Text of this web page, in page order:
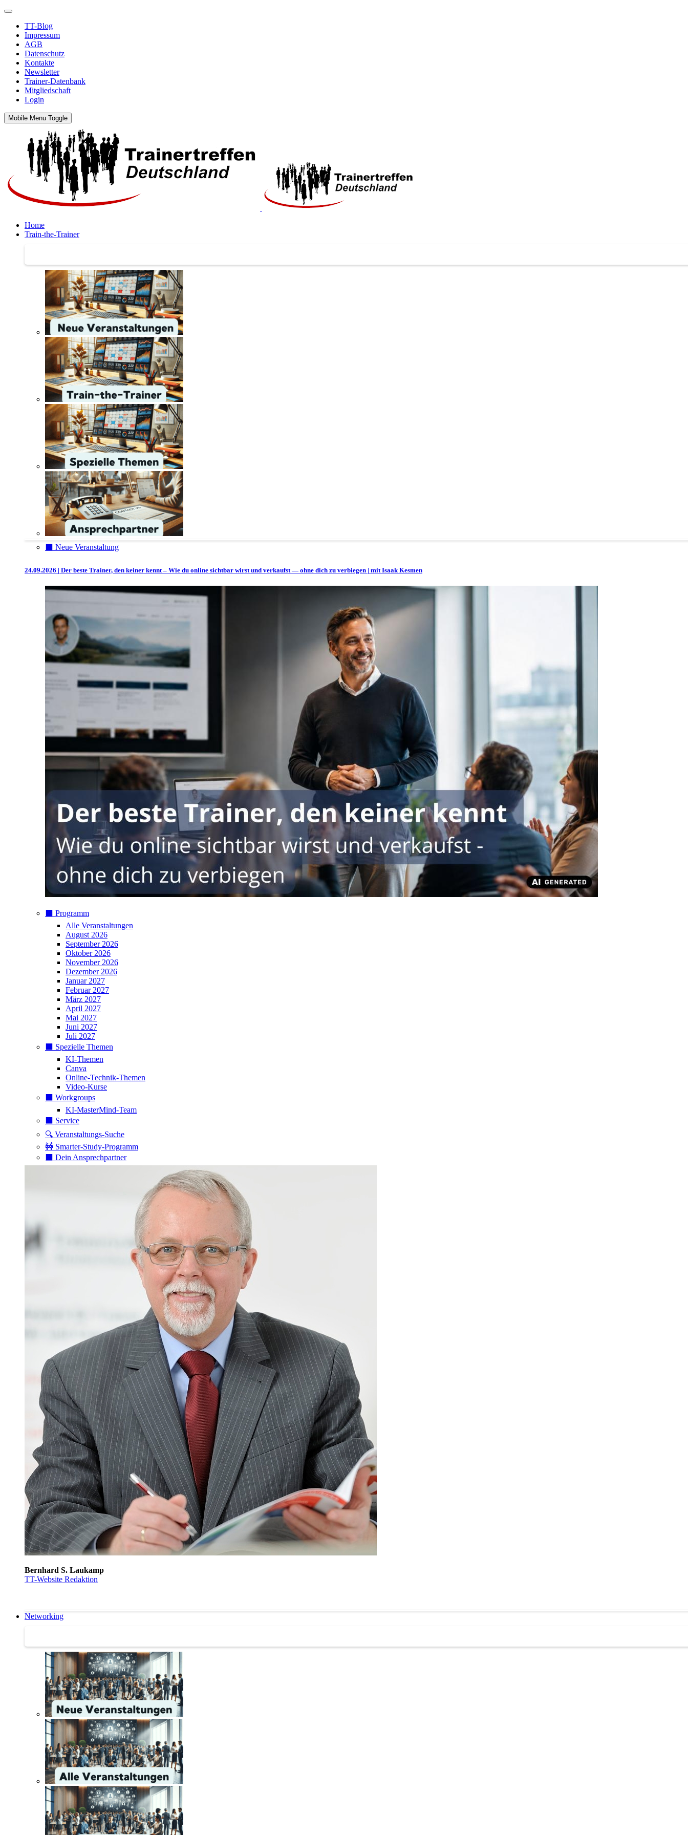
TT-Blog
Impressum
AGB
Datenschutz
Kontakte
Newsletter
Trainer-Datenbank
Mitgliedschaft
Login
Mobile Menu Toggle
Home
Train-the-Trainer
⬛️ Neue Veranstaltung
24.09.2026 | Der beste Trainer, den keiner kennt – Wie du online sichtbar wirst und verkaufst — ohne dich zu verbiegen | mit Isaak Kesmen
⬛️ Programm
Alle Veranstaltungen
August 2026
September 2026
Oktober 2026
November 2026
Dezember 2026
Januar 2027
Februar 2027
März 2027
April 2027
Mai 2027
Juni 2027
Juli 2027
⬛️ Spezielle Themen
KI-Themen
Canva
Online-Technik-Themen
Video-Kurse
⬛️ Workgroups
KI-MasterMind-Team
⬛️ Service
🔍 Veranstaltungs-Suche
🚧 Smarter-Study-Programm
⬛️ Dein Ansprechpartner
Bernhard S. Laukamp
TT-Website Redaktion
Networking